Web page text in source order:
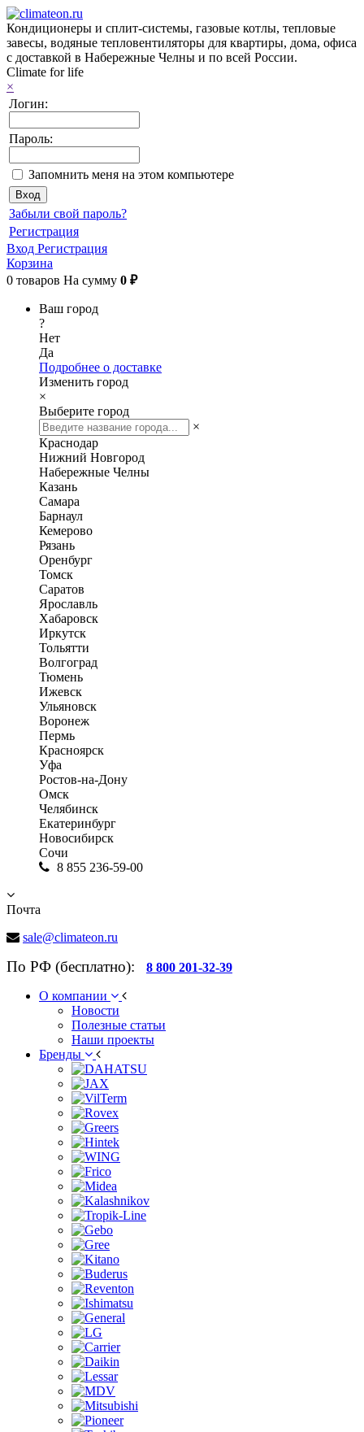
Кондиционеры и сплит-системы, газовые котлы, тепловые
завесы, водяные тепловентиляторы для квартиры, дома, офиса
с доставкой в Набережные Челны и по всей России.
Climate for life
×
Логин:
Пароль:
Запомнить меня на этом компьютере
Забыли свой пароль?
Регистрация
Вход Регистрация
Корзина
0 товаров На сумму 0 ₽
Ваш город
?
Нет
Да
Подробнее о доставке
Изменить город
×
Выберите город
×
Краснодар
Нижний Новгород
Набережные Челны
Казань
Самара
Барнаул
Кемерово
Рязань
Оренбург
Томск
Саратов
Ярославль
Хабаровск
Иркутск
Тольятти
Волгоград
Тюмень
Ижевск
Ульяновск
Воронеж
Пермь
Красноярск
Уфа
Ростов-на-Дону
Омск
Челябинск
Екатеринбург
Новосибирск
Сочи
8 855 236-59-00
Почта
sale@climateon.ru
По РФ (бесплатно): 8 800 201-32-39
О компании
Новости
Полезные статьи
Наши проекты
Бренды